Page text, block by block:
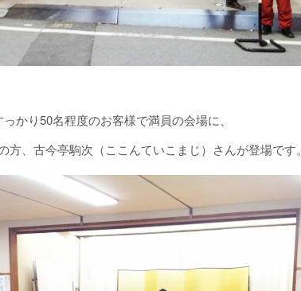
かり50名程度のお客様で満員の会場に、
方、古今亭駒次（ここんていこまじ）さんが登場です。